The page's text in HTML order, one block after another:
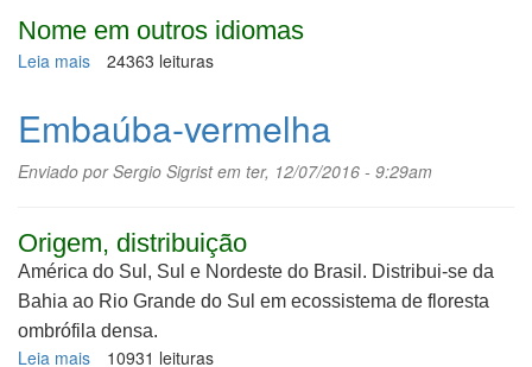
Nome em outros idiomas
Leia mais sobre
24363 leituras
Embaúba-vermelha
Enviado porSergio Sigristem ter, 12/07/2016 - 9:29am
Origem, distribuição
América do Sul, Sul e Nordeste do Brasil. Distribui-se da
Bahia ao Rio Grande do Sul em ecossistema de floresta
ombrófila densa.
Leia mais sobre
10931 leituras